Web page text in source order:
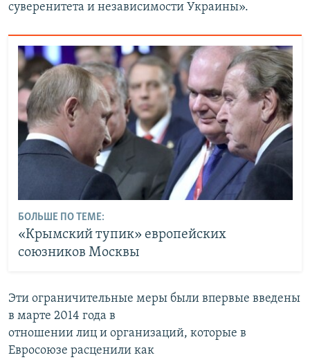
суверенитета и независимости Украины».
БОЛЬШЕ ПО ТЕМЕ:
«Крымский тупик» европейских
союзников Москвы
Эти ограничительные меры были впервые введены
в марте 2014 года в
отношении лиц и организаций, которые в
Евросоюзе расценили как